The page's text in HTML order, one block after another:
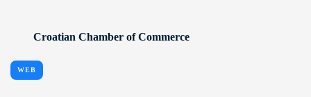
Croatian Chamber of Commerce
WEB